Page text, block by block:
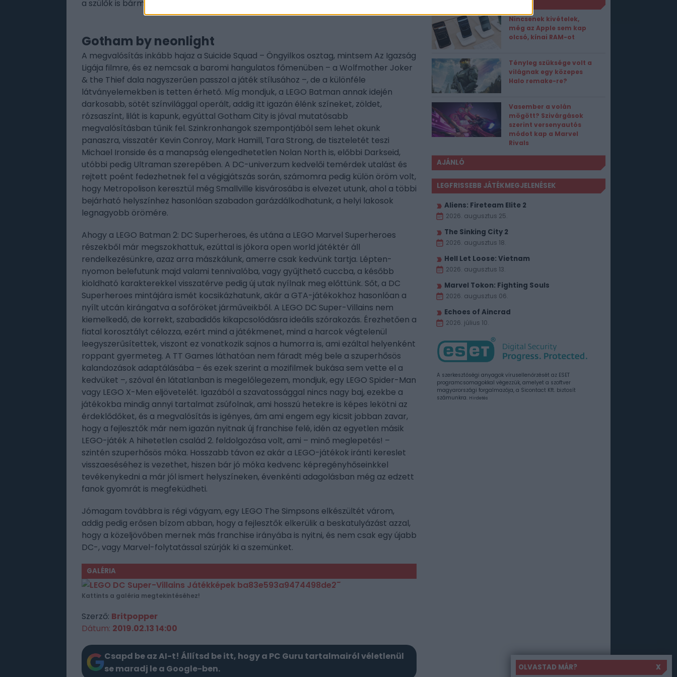
a szülők is bármikor bekapcsolódhatnak a kétfős kooperatív mód segítségével.
Gotham by neonlight
A megvalósítás inkább hajaz a Suicide Squad – Öngyilkos osztag, mintsem Az Igazság
Ligája filmre, és ez nemcsak a baromi hangulatos főmenüben – a Wolfmother Joker
& the Thief dala nagyszerűen passzol a játék stílusához –, de a különféle
látványelemekben is tetten érhető. Míg mondjuk, a LEGO Batman annak idején
darkosabb, sötét színvilággal operált, addig itt igazán élénk színeket, zöldet,
rózsaszínt, lilát is kapunk, egyúttal Gotham City is jóval mutatósabb
megvalósításban tűnik fel. Szinkronhangok szempontjából sem lehet okunk
panaszra, visszatér Kevin Conroy, Mark Hamill, Tara Strong, de tiszteletét teszi
Michael Ironside és a manapság elengedhetetlen Nolan North is, előbbi Darkseid,
utóbbi pedig Ultraman szerepében. A DC-univerzum kedvelői temérdek utalást és
rejtett poént fedezhetnek fel a végigjátszás során, számomra pedig külön öröm volt,
hogy Metropolison keresztül még Smallville kisvárosába is elvezet utunk, ahol a többi
bejárható helyszínhez hasonlóan szabadon garázdálkodhatunk, a helyi lakosok
legnagyobb örömére.
Ahogy a LEGO Batman 2: DC Superheroes, és utána a LEGO Marvel Superheroes
részekből már megszokhattuk, ezúttal is jókora open world játéktér áll
rendelkezésünkre, azaz arra mászkálunk, amerre csak kedvünk tartja. Lépten-
nyomon belefutunk majd valami tennivalóba, vagy gyűjthető cuccba, a később
kioldható karakterekkel visszatérve pedig új utak nyílnak meg előttünk. Sőt, a DC
Superheroes mintájára ismét kocsikázhatunk, akár a GTA-játékokhoz hasonlóan a
nyílt utcán kirángatva a sofőröket járműveikből. A LEGO DC Super-Villains nem
kiemelkedő, de korrekt, szabadidős kikapcsolódásra ideális szórakozás. Érezhetően a
fiatal korosztályt célozza, ezért mind a játékmenet, mind a harcok végtelenül
leegyszerűsítettek, viszont ez vonatkozik sajnos a humorra is, ami ezáltal helyenként
roppant gyermeteg. A TT Games láthatóan nem fáradt még bele a szuperhősös
kalandozások adaptálásába – és ezek szerint a mozifilmek bukása sem vette el a
kedvüket –, szóval én látatlanban is megelőlegezem, mondjuk, egy LEGO Spider-Man
vagy LEGO X-Men eljövetelét. Igazából a szavatossággal nincs nagy baj, ezekbe a
játékokba mindig annyi tartalmat zsúfolnak, ami hosszú hetekre is képes lekötni az
érdeklődőket, és a megvalósítás is igényes, ám ami engem egy kicsit jobban zavar,
hogy a fejlesztők már nem igazán nyitnak új franchise felé, idén az egyetlen másik
LEGO-játék A hihetetlen család 2. feldolgozása volt, ami – minő meglepetés! –
szintén szuperhősös móka. Hosszabb távon ez akár a LEGO-játékok iránti kereslet
visszaeséséhez is vezethet, hiszen bár jó móka kedvenc képregényhőseinkkel
tevékenykedni a már jól ismert helyszíneken, évenkénti adagolásban még az edzett
fanok gyomrát is megfeküdheti.
Jómagam továbbra is régi vágyam, egy LEGO The Simpsons elkészültét várom,
addig pedig erősen bízom abban, hogy a fejlesztők elkerülik a beskatulyázást azzal,
hogy a közeljövőben mernek más franchise irányába is nyitni, és nem csak egy újabb
DC-, vagy Marvel-folytatással szúrják ki a szemünket.
GALÉRIA
Kattints a galéria megtekintéséhez!
Szerző: Britpopper
Dátum: 2019.02.13 14:00
Csapd be az AI-t! Állítsd be itt, hogy a PC Guru tartalmairól véletlenül
se maradj le a Google-ben.
OLVASTAD MÁR? X
Nincsenek kivételek,
még az Apple sem kap
olcsó, kínai RAM-ot
Tényleg szüksége volt a
világnak egy közepes
Halo remake-re?
Vasember a volán
mögött? Szivárgások
szerint versenyautós
módot kap a Marvel
Rivals
AJÁNLÓ
LEGFRISSEBB JÁTÉKMEGJELENÉSEK
Aliens: Fireteam Elite 2
2026. augusztus 25.
The Sinking City 2
2026. augusztus 18.
Hell Let Loose: Vietnam
2026. augusztus 13.
Marvel Tokon: Fighting Souls
2026. augusztus 06.
Echoes of Aincrad
2026. július 10.
A szerkesztőségi anyagok vírusellenőrzését az ESET
programcsomagokkal végezzük, amelyet a szoftver
magyarországi forgalmazója, a Sicontact Kft. biztosít
számunkra. Hirdetés